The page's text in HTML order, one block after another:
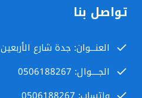
تواصل بنا
العنـــوان: جدة شارع الأربعين
الجــــوال: 0506188267